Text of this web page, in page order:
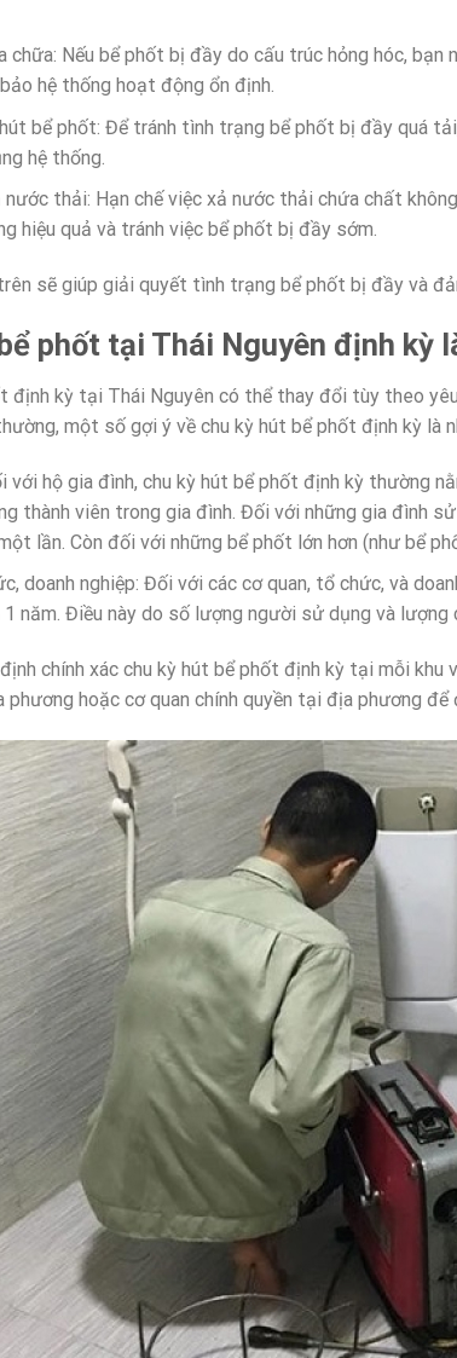
chữa: Nếu bể phốt bị đầy do cấu trúc hỏng hóc,
hệ thống hoạt động ổn định.
bể phốt: Để tránh tình trạng bể phốt bị đầy quá
hệ thống.
nước thải: Hạn chế việc xả nước thải chứa chất
hiệu quả và tránh việc bể phốt bị đầy sớm.
sẽ giúp giải quyết tình trạng bể phốt bị đầy và
phốt tại Thái Nguyên định kỳ
định kỳ tại Thái Nguyên có thể thay đổi tùy theo
một số gợi ý về chu kỳ hút bể phốt định kỳ là
với hộ gia đình, chu kỳ hút bể phốt định kỳ thường
thành viên trong gia đình. Đối với những gia đình
lần. Còn đối với những bể phốt lớn hơn (như bể
doanh nghiệp: Đối với các cơ quan, tổ chức, và
năm. Điều này do số lượng người sử dụng và
chính xác chu kỳ hút bể phốt định kỳ tại mỗi
hoặc cơ quan chính quyền tại địa phương